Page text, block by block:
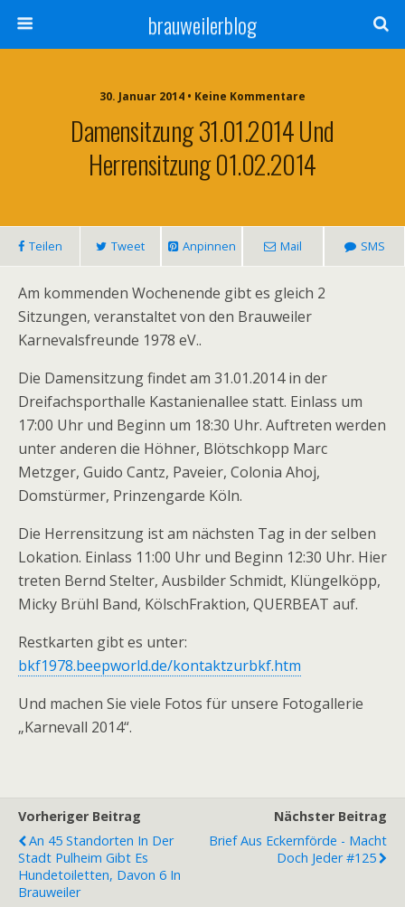
brauweilerblog
30. Januar 2014 • Keine Kommentare
Damensitzung 31.01.2014 Und
Herrensitzung 01.02.2014
Teilen Tweet Anpinnen Mail SMS
Am kommenden Wochenende gibt es gleich 2
Sitzungen, veranstaltet von den Brauweiler
Karnevalsfreunde 1978 eV..
Die Damensitzung findet am 31.01.2014 in der
Dreifachsporthalle Kastanienallee statt. Einlass um
17:00 Uhr und Beginn um 18:30 Uhr. Auftreten werden
unter anderen die Höhner, Blötschkopp Marc
Metzger, Guido Cantz, Paveier, Colonia Ahoj,
Domstürmer, Prinzengarde Köln.
Die Herrensitzung ist am nächsten Tag in der selben
Lokation. Einlass 11:00 Uhr und Beginn 12:30 Uhr. Hier
treten Bernd Stelter, Ausbilder Schmidt, Klüngelköpp,
Micky Brühl Band, KölschFraktion, QUERBEAT auf.
Restkarten gibt es unter:
bkf1978.beepworld.de/kontaktzurbkf.htm
Und machen Sie viele Fotos für unsere Fotogallerie
„Karnevall 2014“.
Vorheriger Beitrag
An 45 Standorten In Der
Stadt Pulheim Gibt Es
Hundetoiletten, Davon 6 In
Brauweiler
Nächster Beitrag
Brief Aus Eckernförde - Macht
Doch Jeder #125